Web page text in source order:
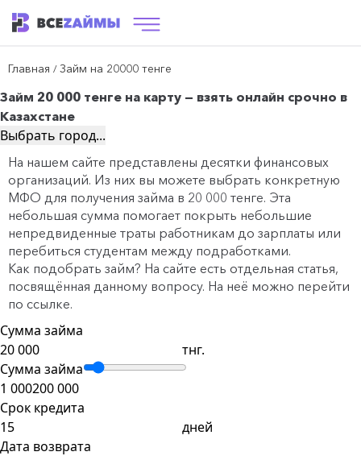
Главная / Займ на 20000 тенге
Займ 20 000 тенге на карту — взять онлайн срочно в
Казахстане
Выбрать город...
На нашем сайте представлены десятки финансовых
организаций. Из них вы можете выбрать конкретную
МФО для получения займа в 20 000 тенге. Эта
небольшая сумма помогает покрыть небольшие
непредвиденные траты работникам до зарплаты или
перебиться студентам между подработками.
Как подобрать займ? На сайте есть отдельная статья,
посвящённая данному вопросу. На неё можно перейти
по ссылке.
Сумма займа
тнг.
Сумма займа
1 000200 000
Срок кредита
дней
Дата возврата